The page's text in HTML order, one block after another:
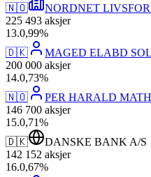
🇳🇴
NORDNET
225 493 aksjer
13.0,99%
🇩🇰
MAGED ELABD
200 000 aksjer
14.0,73%
🇳🇴
PER HARALD
146 700 aksjer
15.0,71%
🇩🇰
DANSKE BANK A/S
142 152 aksjer
16.0,67%